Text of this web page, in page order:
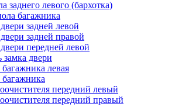
заднего левого (бархотка)
багажника
задней левой
задней правой
передней левой
замка двери
левая
передний левый
передний правый